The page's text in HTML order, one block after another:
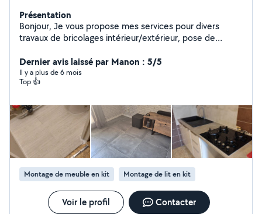
Présentation
Bonjour, Je vous propose mes services pour divers
travaux de bricolages intérieur/extérieur, pose de
cuisine/SDB. De profession mécanique, je suis aussi
disponible pour vidange, changements disques et
plaquettes et révisions... Me contacter pour tout
d'un devis.
Dernier avis laissé par Manon : 5/5
Il y a plus de 6 mois
Top 👍
Montage de meuble en kit Montage de lit en kit
Voir le profil Contacter